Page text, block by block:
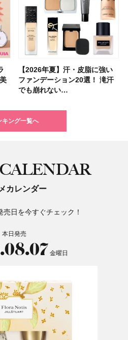
【2026年夏】汗・皮脂に強い
ファンデーション20選！ 滝汗
でも崩れない…
【コスメデコルテ】ブランド最
高峰ラインから新作エイジング
ケアクリーム「A…
【崩れないフェイスパウダーの
塗り方】ブラシ？パフ？ 肌質
別メイクHOW …
【クリスマスコフレ2026】
BAUM（バウム）が誘う静寂の
香りの世界へ。…
【おすすめダイエットサプリ８
選】食べすぎた日をサポート！
選び方＆糖質・脂…
【2026年】最新トレンド「ボ
ブ」13種類を徹底解説！ 定番
＆人気の髪型…
【無印良品】スキンケア×衣料
素材の最強タッグで実現！ 着
るだけで保湿でき…
【スック2026新作】秋コレク
ションを全品スウォッチ&イエ
ベブルベ分け！
キング一覧へ
カレンダー
日を今すぐチェック！
本日発売
金曜日